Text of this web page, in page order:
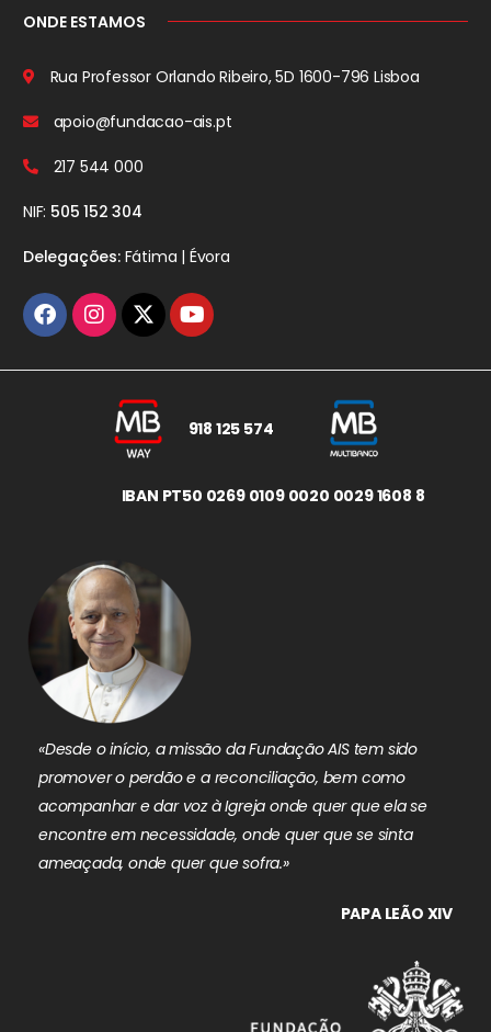
ONDE ESTAMOS
Rua Professor Orlando Ribeiro, 5D 1600-796 Lisboa
apoio@fundacao-ais.pt
217 544 000
NIF: 505 152 304
Delegações:Fátima | Évora
918 125 574
IBAN PT50 0269 0109 0020 0029 1608 8
«Desde o início, a missão da Fundação AIS tem sido
promover o perdão e a reconciliação, bem como
acompanhar e dar voz à Igreja onde quer que ela se
encontre em necessidade, onde quer que se sinta
ameaçada, onde quer que sofra.»
PAPA LEÃO XIV